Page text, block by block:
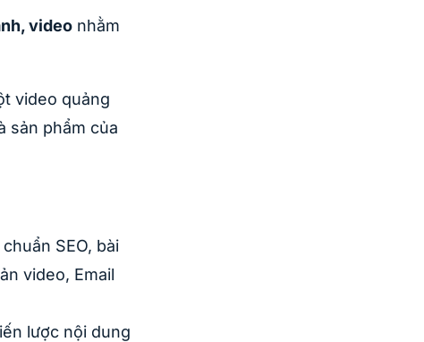
video nhằm
video quảng
sản phẩm của
SEO, bài
video, Email
lược nội dung